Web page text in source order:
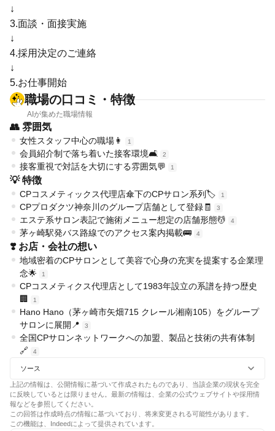
↓
3.面談・面接実施
↓
4.採用決定のご連絡
↓
5.お仕事開始
職場の口コミ・特徴
AIが集めた職場情報
👥 雰囲気
女性スタッフ中心の職場👩 1
会員紹介制で落ち着いた接客環境🛋️ 2
接客重視で対話を大切にする雰囲気💬 1
💡 特徴
CPコスメティックス代理店傘下のCPサロン系列🏷️ 1
CPプロダクツ神奈川のグループ店舗として登録🧾 3
エステ系サロン表記で施術メニュー想定の店舗形態💆 4
茅ヶ崎駅発バス路線でのアクセス案内掲載🚌 4
❣️ お店・会社の想い
地域密着のCPサロンとして美容で心身の充実を提案する企業理
念🌟
1
CPコスメティクス代理店として1983年設立の系譜を持つ歴史
🏢
1
Hano Hano（茅ヶ崎市矢畑715 クレール湘南105）をグループ
サロンに展開📍
3
全国CPサロンネットワークへの加盟、製品と技術の共有体制
🔗
4
ソース
上記の情報は、公開情報に基づいて作成されたものであり、当該企業の現状を完全
に反映しているとは限りません。最新の情報は、企業の公式ウェブサイトや採用情
報などを参照してください。
この回答は作成時点の情報に基づいており、将来変更される可能性があります。
この機能は、Indeedによって提供されています。